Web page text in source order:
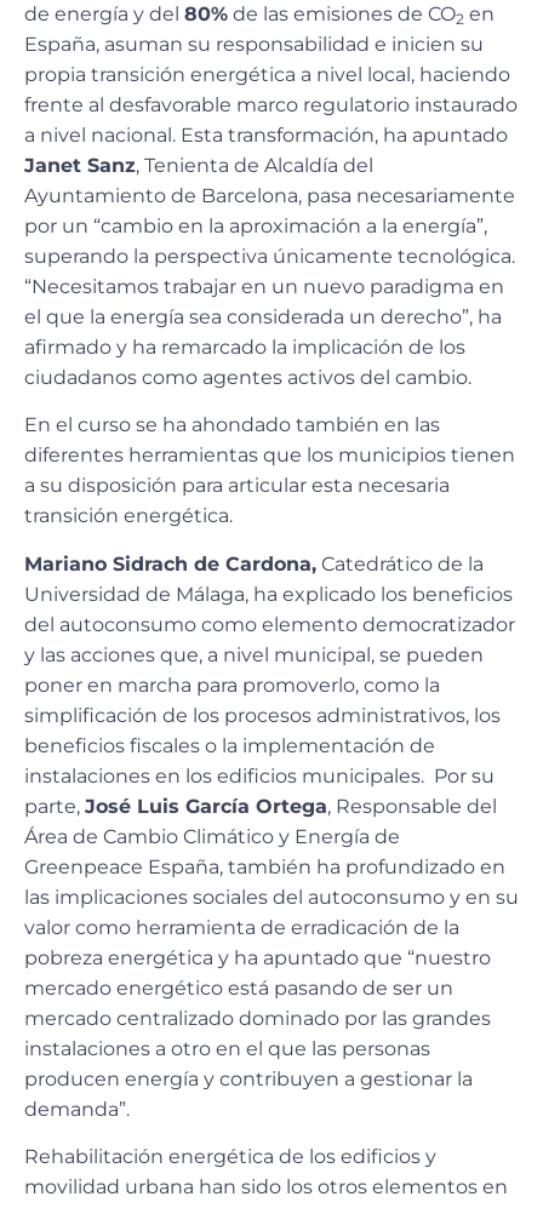
de energía y del 80% de las emisiones de CO2 en
España, asuman su responsabilidad e inicien su
propia transición energética a nivel local, haciendo
frente al desfavorable marco regulatorio instaurado
a nivel nacional. Esta transformación, ha apuntado
Janet Sanz, Tenienta de Alcaldía del
Ayuntamiento de Barcelona, pasa necesariamente
por un “cambio en la aproximación a la energía”,
superando la perspectiva únicamente tecnológica.
“Necesitamos trabajar en un nuevo paradigma en
el que la energía sea considerada un derecho”, ha
afirmado y ha remarcado la implicación de los
ciudadanos como agentes activos del cambio.
En el curso se ha ahondado también en las
diferentes herramientas que los municipios tienen
a su disposición para articular esta necesaria
transición energética.
Mariano Sidrach de Cardona, Catedrático de la
Universidad de Málaga, ha explicado los beneficios
del autoconsumo como elemento democratizador
y las acciones que, a nivel municipal, se pueden
poner en marcha para promoverlo, como la
simplificación de los procesos administrativos, los
beneficios fiscales o la implementación de
instalaciones en los edificios municipales. Por su
parte, José Luis García Ortega, Responsable del
Área de Cambio Climático y Energía de
Greenpeace España, también ha profundizado en
las implicaciones sociales del autoconsumo y en su
valor como herramienta de erradicación de la
pobreza energética y ha apuntado que “nuestro
mercado energético está pasando de ser un
mercado centralizado dominado por las grandes
instalaciones a otro en el que las personas
producen energía y contribuyen a gestionar la
demanda”.
Rehabilitación energética de los edificios y
movilidad urbana han sido los otros elementos en